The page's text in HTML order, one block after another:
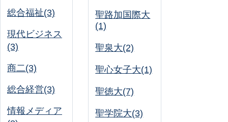
総合福祉(3)
現代ビジネス
(3)
商二(3)
総合経営(3)
情報メディア
聖路加国際大
(1)
聖泉大(2)
聖心女子大(1)
聖徳大(7)
聖学院大(3)